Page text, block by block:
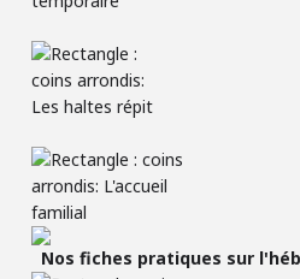
Nos fiches pratiques sur